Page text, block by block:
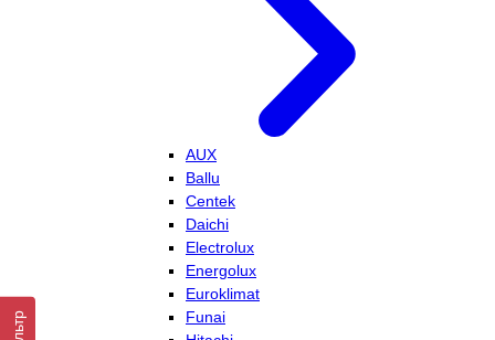
AUX
Ballu
Centek
Daichi
Electrolux
Energolux
Euroklimat
Funai